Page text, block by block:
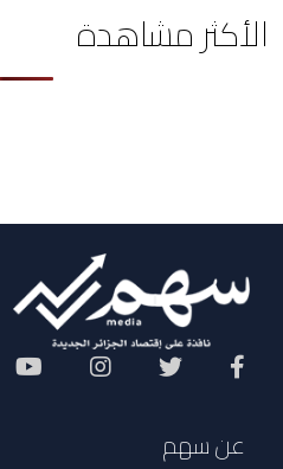
الأكثر مشاهدة
عن سهم